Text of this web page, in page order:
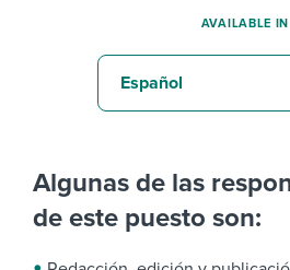
Algunas de las
de este puesto son:
AVAILABLE IN
Español